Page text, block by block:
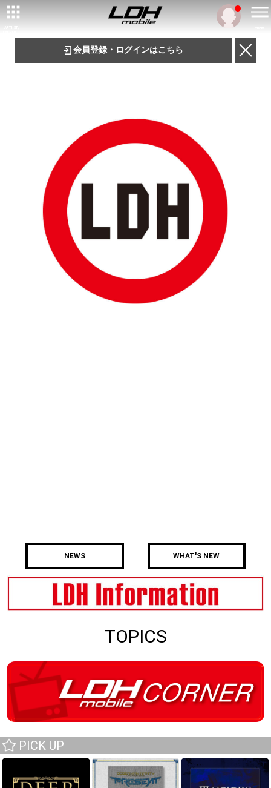
会員登録・ログインはこちら
NEWS WHAT'S NEW
TOPICS
PICK UP